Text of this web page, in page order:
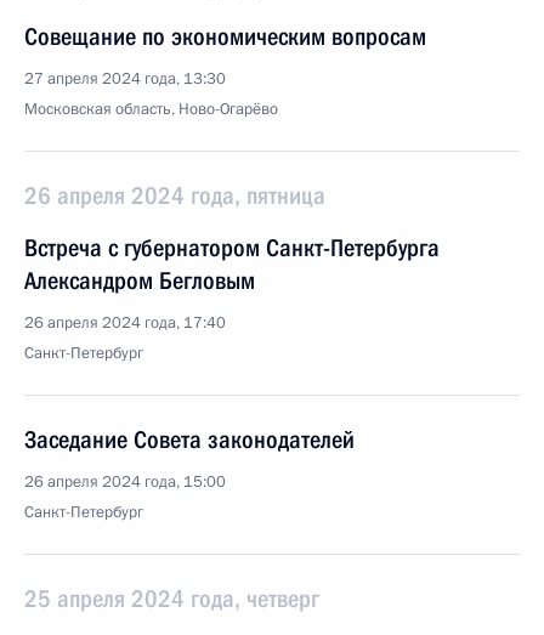
Совещание по экономическим вопросам
27 апреля 2024 года, 13:30
Московская область, Ново-Огарёво
26 апреля 2024 года, пятница
Встреча с губернатором Санкт-Петербурга
Александром Бегловым
26 апреля 2024 года, 17:40
Санкт-Петербург
Заседание Совета законодателей
26 апреля 2024 года, 15:00
Санкт-Петербург
25 апреля 2024 года, четверг